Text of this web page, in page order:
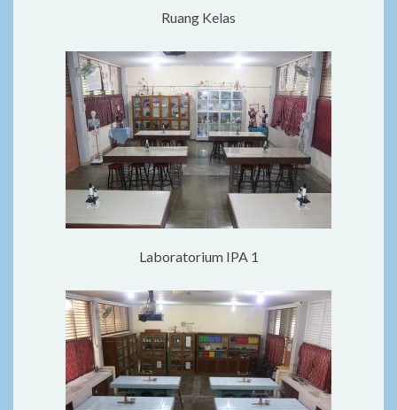
Ruang Kelas
Laboratorium IPA 1